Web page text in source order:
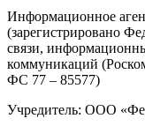
Информационное
(зарегистрировано
связи,
коммуникаций
ФС 77 – 85577)
Учредитель: ООО